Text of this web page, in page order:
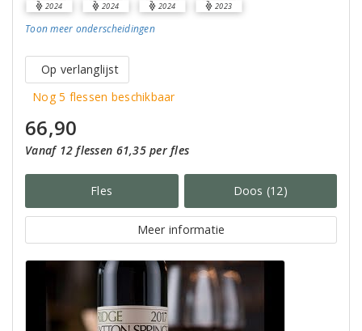
2024 2024 2024 2023
Toon meer onderscheidingen
Op verlanglijst
Nog 5 flessen beschikbaar
66,90
Vanaf 12 flessen 61,35 per fles
Fles Doos (12)
Meer informatie